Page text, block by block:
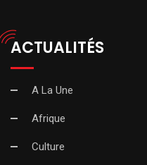
ACTUALITÉS
A La Une
Afrique
Culture